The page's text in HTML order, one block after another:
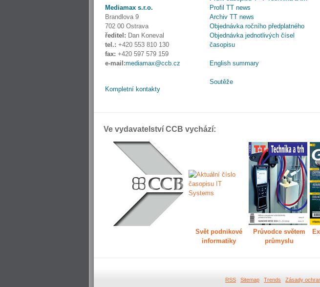
Mediamax s.r.o.
Brandlova 9
702 00 Ostrava
ředitel: Dan Koneval
tel.: +420 553 810 130
fax: +420 597 579 159
e-mail:mediamax@ccb.cz
Kompletní kontakty
Profil TT news
Archiv TT news
Objednávka ročního předplatného
Objednávka jednotlivých čísel
časopisu
English summary
Soutěže
Ve vydavatelství CCB vychází:
Svět podnikové
informatiky
Průvodce světem
průmyslu
RSS Sitemap Trends Zásady